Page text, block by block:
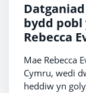
bydd pobl
Rebecca
Mae Rebecca
Cymru, wedi
heddiw yn